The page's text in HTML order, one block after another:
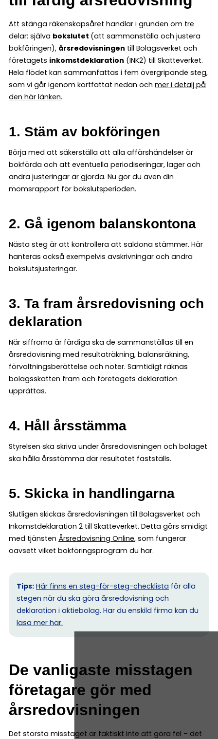
Att stänga räkenskapsåret handlar i grunden om tre
delar: själva bokslutet (att sammanställa och justera
bokföringen), årsredovisningen till Bolagsverket och
företagets inkomstdeklaration (INK2) till Skatteverket.
Hela flödet kan sammanfattas i fem övergripande steg,
som vi går igenom kortfattat nedan och mer i detalj på
den här länken.
1. Stäm av bokföringen
Börja med att säkerställa att alla affärshändelser är
bokförda och att eventuella periodiseringar, lager och
andra justeringar är gjorda. Nu gör du även din
momsrapport för bokslutsperioden.
2. Gå igenom balanskontona
Nästa steg är att kontrollera att saldona stämmer. Här
hanteras också exempelvis avskrivningar och andra
bokslutsjusteringar.
3. Ta fram årsredovisning och
deklaration
När siffrorna är färdiga ska de sammanställas till en
årsredovisning med resultaträkning, balansräkning,
förvaltningsberättelse och noter. Samtidigt räknas
bolagsskatten fram och företagets deklaration
upprättas.
4. Håll årsstämma
Styrelsen ska skriva under årsredovisningen och bolaget
ska hålla årsstämma där resultatet fastställs.
5. Skicka in handlingarna
Slutligen skickas årsredovisningen till Bolagsverket och
Inkomstdeklaration 2 till Skatteverket. Detta görs smidigt
med tjänsten Årsredovisning Online, som fungerar
oavsett vilket bokföringsprogram du har.
Tips: Här finns en steg-för-steg-checklista för alla
stegen när du ska göra årsredovisning och
deklaration i aktiebolag. Har du enskild firma kan du
läsa mer här.
De vanligaste misstagen
företagare gör med
årsredovisningen
Det största misstaget är faktiskt inte att göra fel – det